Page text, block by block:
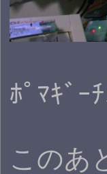
ﾎﾟﾏｷﾞｰ
このあ